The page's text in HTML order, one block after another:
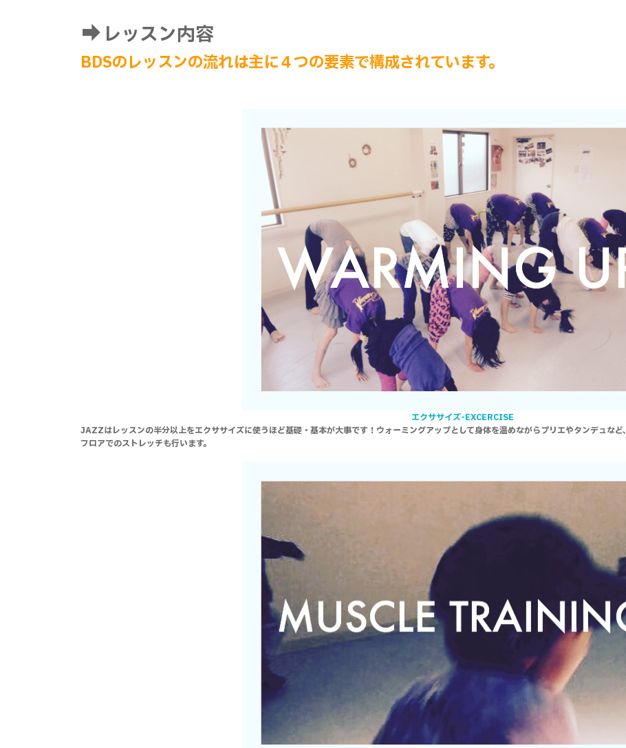
レッスン内容
BDSのレッスンの流れは主に４つの要素で構成されています。
エクササイズ-EXCERCISE
JAZZはレッスンの半分以上をエクササイズに使うほど基礎・基本が大事です！ ウォーミングアップとして身体を温めながらプリエやタンデュなど、
フロアでのストレッチも行います。